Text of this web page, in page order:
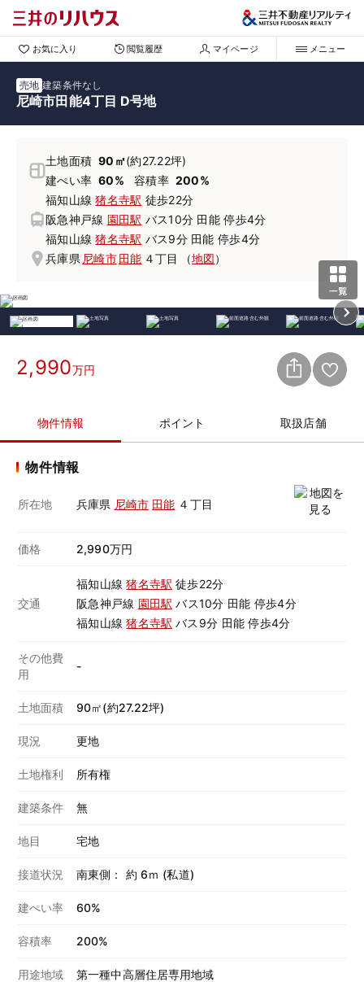
お気に入り 閲覧履歴 マイページ メニュー
売地 建築条件なし
尼崎市田能4丁目 D号地
土地面積 90㎡(約27.22坪)
建ぺい率 60% 容積率 200%
福知山線猪名寺駅 徒歩22分
阪急神戸線 園田駅 バス10分 田能 停歩4分
福知山線猪名寺駅 バス9分 田能 停歩4分
兵庫県 尼崎市田能 ４丁目 （地図）
2,990万円
物件情報 ポイント 取扱店舗
物件情報
所在地 兵庫県 尼崎市 田能 ４丁目
価格 2,990万円
交通
福知山線猪名寺駅 徒歩22分
阪急神戸線 園田駅 バス10分 田能 停歩4分
福知山線猪名寺駅 バス9分 田能 停歩4分
その他費
用
-
土地面積 90㎡(約27.22坪)
現況 更地
土地権利 所有権
建築条件 無
地目 宅地
接道状況 南東側： 約 6ｍ (私道)
建ぺい率 60%
容積率 200%
用途地域 第一種中高層住居専用地域